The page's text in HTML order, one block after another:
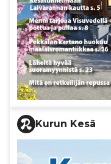
Kurun Kesä